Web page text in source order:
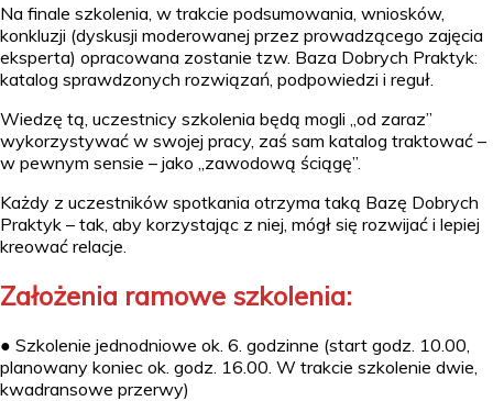
Na finale szkolenia, w trakcie podsumowania, wniosków,
konkluzji (dyskusji moderowanej przez prowadzącego zajęcia
eksperta) opracowana zostanie tzw. Baza Dobrych Praktyk:
katalog sprawdzonych rozwiązań, podpowiedzi i reguł.
Wiedzę tą, uczestnicy szkolenia będą mogli „od zaraz”
wykorzystywać w swojej pracy, zaś sam katalog traktować –
w pewnym sensie – jako „zawodową ściągę”.
Każdy z uczestników spotkania otrzyma taką Bazę Dobrych
Praktyk – tak, aby korzystając z niej, mógł się rozwijać i lepiej
kreować relacje.
Założenia ramowe szkolenia:
● Szkolenie jednodniowe ok. 6. godzinne (start godz. 10.00,
planowany koniec ok. godz. 16.00. W trakcie szkolenie dwie,
kwadransowe przerwy)